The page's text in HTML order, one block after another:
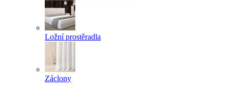
Ložní prostěradla
Záclony